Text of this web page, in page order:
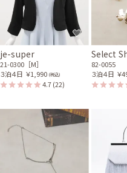
20代前半
2025/10/11
結婚
サイズはぴったりで、丈はひざ下
定した日時にしっかり届いたため
いたお手紙もとてもご丁寧で嬉し
させていただきたいと思っていま
レンタル/購入した商品
ス
31-0215
je-super
21-0300［M］
３泊４日 ￥1,990 (税込)
4.7(22)
Select
82-0055
３泊４日 ￥